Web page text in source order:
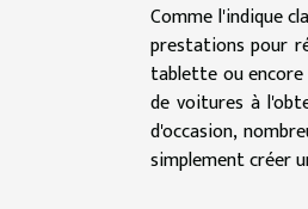
Comme l'indique
prestations pour
tablette ou encore
de voitures à
d'occasion,
simplement créer